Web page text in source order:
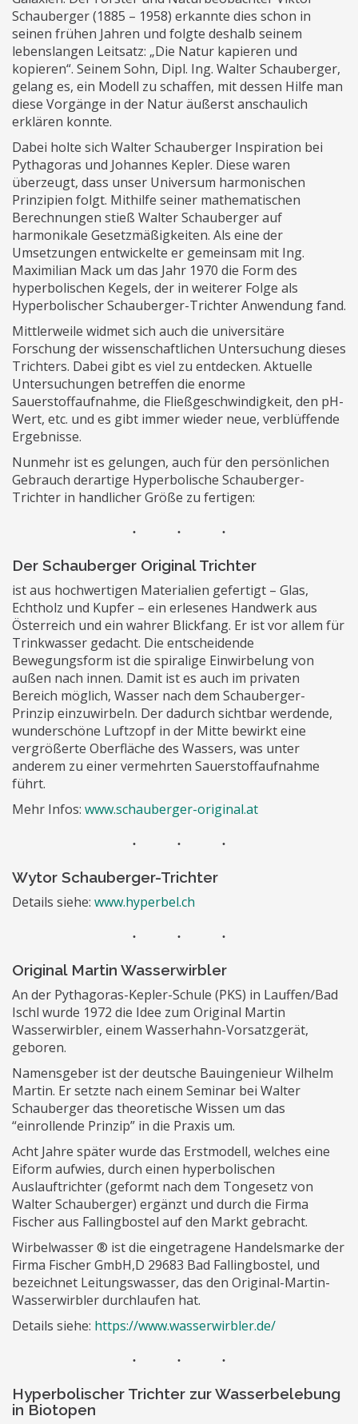
Schauberger (1885 – 1958) erkannte dies schon in
seinen frühen Jahren und folgte deshalb seinem
lebenslangen Leitsatz: „Die Natur kapieren und
kopieren“. Seinem Sohn, Dipl. Ing. Walter Schauberger,
gelang es, ein Modell zu schaffen, mit dessen Hilfe man
diese Vorgänge in der Natur äußerst anschaulich
erklären konnte.
Dabei holte sich Walter Schauberger Inspiration bei
Pythagoras und Johannes Kepler. Diese waren
überzeugt, dass unser Universum harmonischen
Prinzipien folgt. Mithilfe seiner mathematischen
Berechnungen stieß Walter Schauberger auf
harmonikale Gesetzmäßigkeiten. Als eine der
Umsetzungen entwickelte er gemeinsam mit Ing.
Maximilian Mack um das Jahr 1970 die Form des
hyperbolischen Kegels, der in weiterer Folge als
Hyperbolischer Schauberger-Trichter Anwendung fand.
Mittlerweile widmet sich auch die universitäre
Forschung der wissenschaftlichen Untersuchung dieses
Trichters. Dabei gibt es viel zu entdecken. Aktuelle
Untersuchungen betreffen die enorme
Sauerstoffaufnahme, die Fließgeschwindigkeit, den pH-
Wert, etc. und es gibt immer wieder neue, verblüffende
Ergebnisse.
Nunmehr ist es gelungen, auch für den persönlichen
Gebrauch derartige Hyperbolische Schauberger-
Trichter in handlicher Größe zu fertigen:
Der Schauberger Original Trichter
ist aus hochwertigen Materialien gefertigt – Glas,
Echtholz und Kupfer – ein erlesenes Handwerk aus
Österreich und ein wahrer Blickfang. Er ist vor allem für
Trinkwasser gedacht. Die entscheidende
Bewegungsform ist die spiralige Einwirbelung von
außen nach innen. Damit ist es auch im privaten
Bereich möglich, Wasser nach dem Schauberger-
Prinzip einzuwirbeln. Der dadurch sichtbar werdende,
wunderschöne Luftzopf in der Mitte bewirkt eine
vergrößerte Oberfläche des Wassers, was unter
anderem zu einer vermehrten Sauerstoffaufnahme
führt.
Mehr Infos: www.schauberger-original.at
Wytor Schauberger-Trichter
Details siehe: www.hyperbel.ch
Original Martin Wasserwirbler
An der Pythagoras-Kepler-Schule (PKS) in Lauffen/Bad
Ischl wurde 1972 die Idee zum Original Martin
Wasserwirbler, einem Wasserhahn-Vorsatzgerät,
geboren.
Namensgeber ist der deutsche Bauingenieur Wilhelm
Martin. Er setzte nach einem Seminar bei Walter
Schauberger das theoretische Wissen um das
“einrollende Prinzip” in die Praxis um.
Acht Jahre später wurde das Erstmodell, welches eine
Eiform aufwies, durch einen hyperbolischen
Auslauftrichter (geformt nach dem Tongesetz von
Walter Schauberger) ergänzt und durch die Firma
Fischer aus Fallingbostel auf den Markt gebracht.
Wirbelwasser ® ist die eingetragene Handelsmarke der
Firma Fischer GmbH,D 29683 Bad Fallingbostel, und
bezeichnet Leitungswasser, das den Original-Martin-
Wasserwirbler durchlaufen hat.
Details siehe: https://www.wasserwirbler.de/
Hyperbolischer Trichter zur Wasserbelebung
in Biotopen